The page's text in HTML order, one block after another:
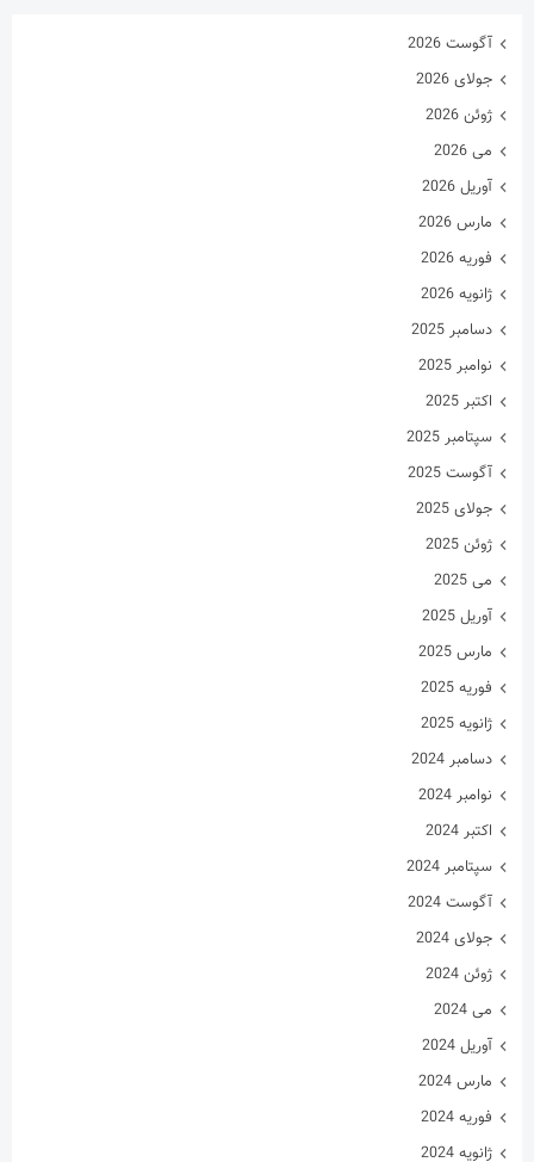
آوریل 2026
مارس 2026
فوریه 2026
ژانویه 2026
دسامبر 2025
نوامبر 2025
اکتبر 2025
سپتامبر 2025
آگوست 2025
جولای 2025
ژوئن 2025
آوریل 2025
مارس 2025
فوریه 2025
ژانویه 2025
دسامبر 2024
نوامبر 2024
اکتبر 2024
سپتامبر 2024
آگوست 2024
جولای 2024
ژوئن 2024
آوریل 2024
مارس 2024
فوریه 2024
ژانویه 2024
دسامبر 2023
نوامبر 2023
اکتبر 2023
سپتامبر 2023